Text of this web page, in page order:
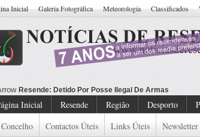
Inicial Galeria Fotográfica Meteorologia Classificados
Resende: De
Inicial Resende Região Desporto
Contactos Úteis Links Úteis Newsletter